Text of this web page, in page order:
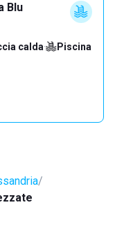
Blu
calda·
Piscina